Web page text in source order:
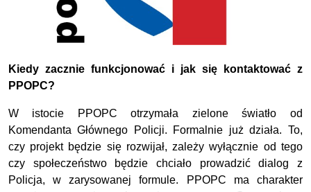
Kiedy zacznie funkcjonować i jak się kontaktować z
PPOPC?
W istocie PPOPC otrzymała zielone światło od
Komendanta Głównego Policji. Formalnie już działa. To,
czy projekt będzie się rozwijał, zależy wyłącznie od tego
czy społeczeństwo będzie chciało prowadzić dialog z
Policja, w zarysowanej formule. PPOPC ma charakter